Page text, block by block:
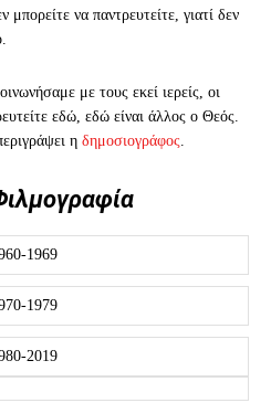
μπορείτε να παντρευτείτε, γιατί δεν
με τους εκεί ιερείς, οι
εδώ, εδώ είναι άλλος ο Θεός.
η δημοσιογράφος
1969
1979
2019